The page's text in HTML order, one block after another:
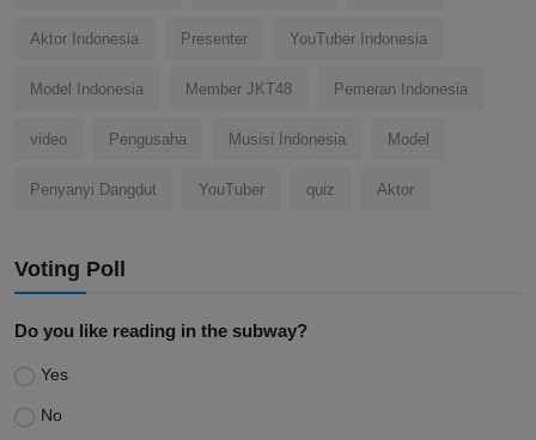
Aktor Indonesia Presenter YouTuber Indonesia
Model Indonesia Member JKT48 Pemeran Indonesia
video Pengusaha Musisi Indonesia Model
Penyanyi Dangdut YouTuber quiz Aktor
Voting Poll
Do you like reading in the subway?
Yes
No